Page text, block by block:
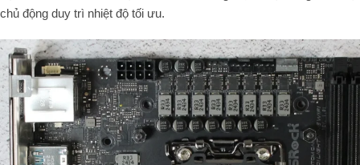
chủ động duy trì nhiệt độ tối ưu.